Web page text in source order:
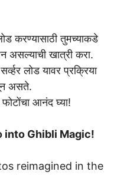
करण्यासाठी तुमच्याकडे
असल्याची खात्री करा.
लोड यावर प्रक्रिया
असते.
आनंद घ्या!
into Ghibli Magic!
reimagined in the